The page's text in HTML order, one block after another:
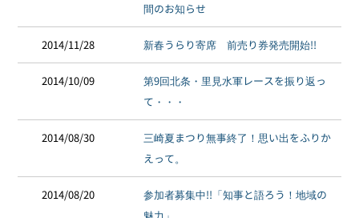
間のお知らせ
2014/11/28 新春うらり寄席 前売り券発売開始!!
2014/10/09
第9回北条・里見水軍レースを振り返っ
て・・・
2014/08/30
三崎夏まつり無事終了！思い出をふりか
えって。
2014/08/20
参加者募集中!!「知事と語ろう！地域の